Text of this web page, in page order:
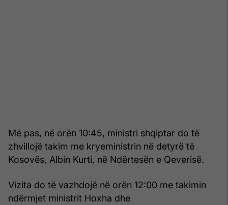
Më pas, në orën 10:45, ministri shqiptar do të
zhvillojë takim me kryeministrin në detyrë të
Kosovës, Albin Kurti, në Ndërtesën e Qeverisë.
Vizita do të vazhdojë në orën 12:00 me takimin
ndërmjet ministrit Hoxha dhe